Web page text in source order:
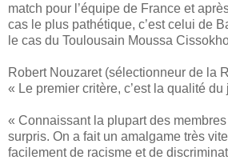
match pour l’équipe de France et
cas le plus pathétique, c’est celui de
le cas du Toulousain Moussa
Robert Nouzaret (sélectionneur de la
« Le premier critère, c’est la qualité du
« Connaissant la plupart des
surpris. On a fait un amalgame très
facilement de racisme et de